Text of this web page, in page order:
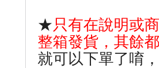
★只有在說明或
整箱發貨，其餘
就可以下單了唷